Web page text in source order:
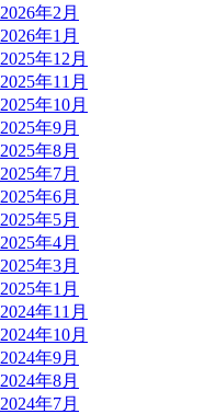
2026年2月
2026年1月
2025年12月
2025年11月
2025年10月
2025年9月
2025年8月
2025年7月
2025年6月
2025年5月
2025年4月
2025年3月
2025年1月
2024年11月
2024年10月
2024年9月
2024年8月
2024年7月